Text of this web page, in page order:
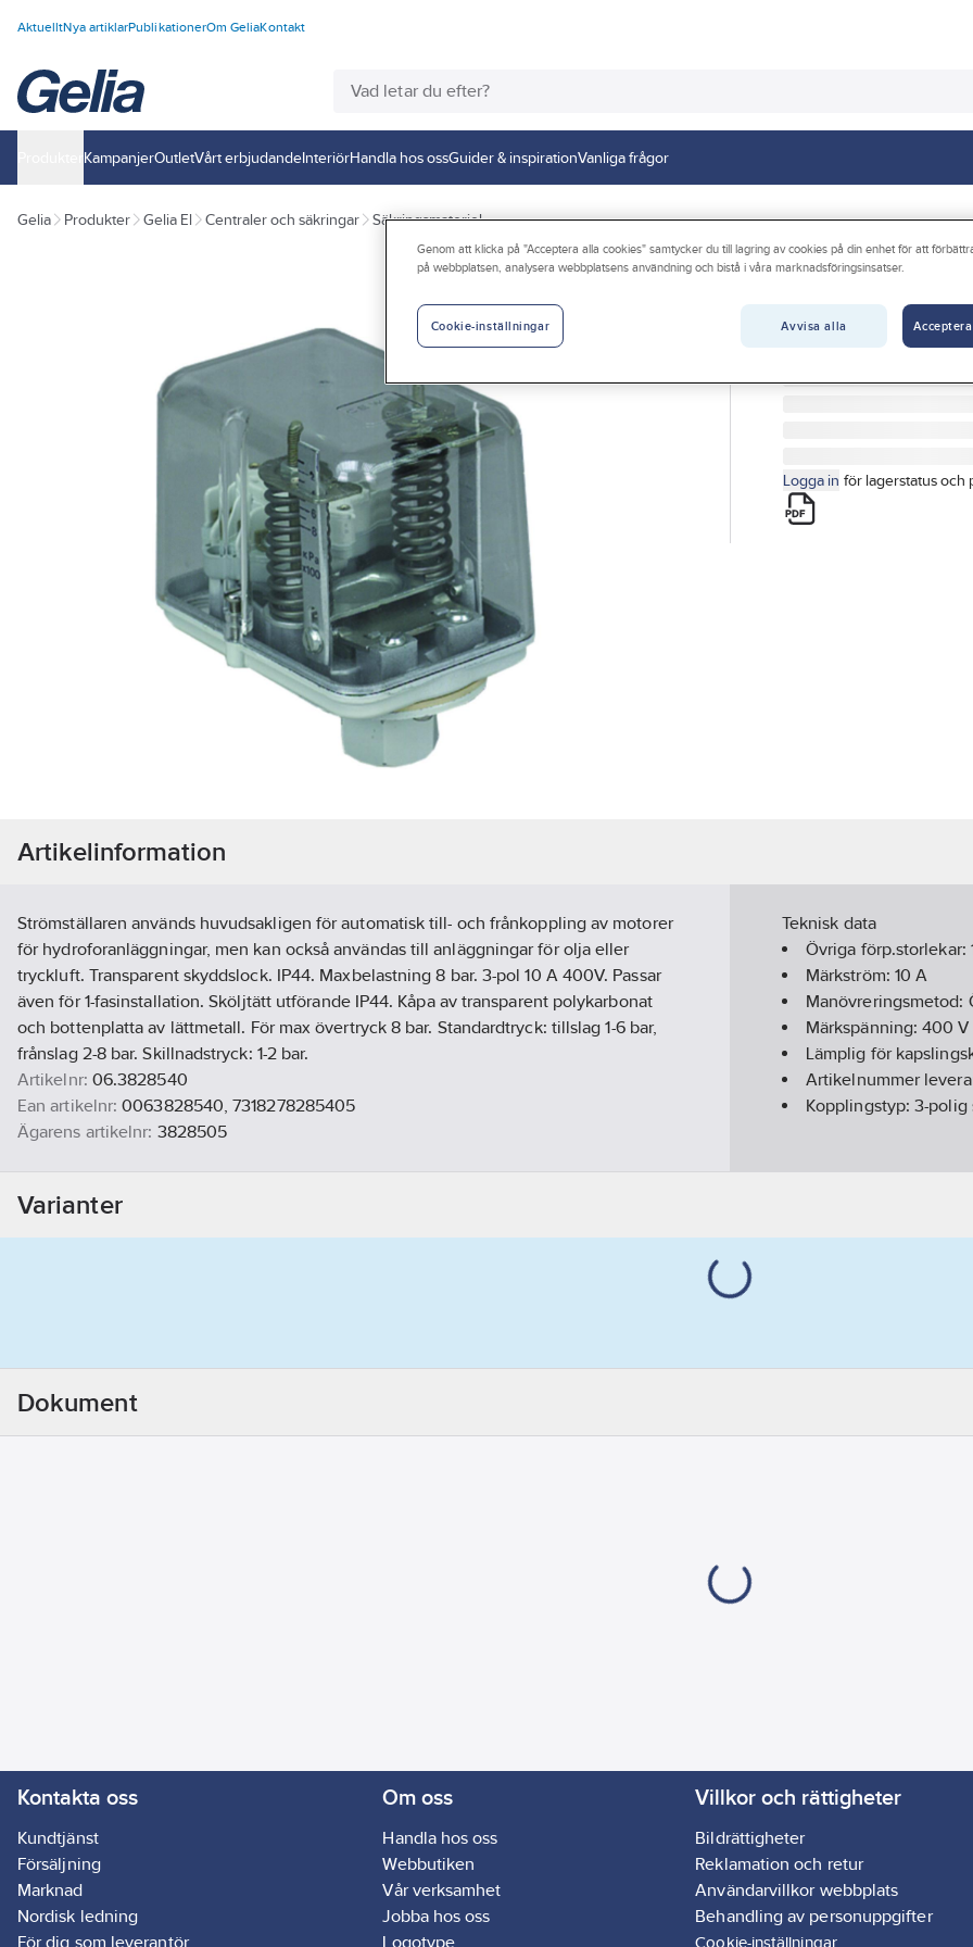
AktuelltNya artiklarPublikationerOm GeliaKontakt
KampanjerOutletVårt erbjudandeInteriörHandla hos ossGuider & inspirationVanliga frågor
Gelia Produkter Gelia El Centraler och säkringar Säkringsmateriel
TRYCKSTRÖMBRYTARE
Logga in för lagerstatus och
Artikelinformation
Strömställaren används huvudsakligen för automatisk till- och frånkoppling av motorer
för hydroforanläggningar, men kan också användas till anläggningar för olja eller
tryckluft. Transparent skyddslock. IP44. Maxbelastning 8 bar. 3-pol 10 A 400V. Passar
även för 1-fasinstallation. Sköljtätt utförande IP44. Kåpa av transparent polykarbonat
och bottenplatta av lättmetall. För max övertryck 8 bar. Standardtryck: tillslag 1-6 bar,
frånslag 2-8 bar. Skillnadstryck: 1-2 bar.
Artikelnr: 06.3828540
Ean artikelnr: 0063828540, 7318278285405
Ägarens artikelnr: 3828505
Teknisk data
Övriga förp.storlekar:
Märkström: 10 A
Manövreringsmetod:
Märkspänning:400 V
Lämplig för
Artikelnummer
Kopplingstyp:3-polig
Varianter
Dokument
Kontakta oss
Kundtjänst
Försäljning
Marknad
Nordisk ledning
För dig som leverantör
Om oss
Handla hos oss
Webbutiken
Vår verksamhet
Jobba hos oss
Logotype
Villkor och rättigheter
Bildrättigheter
Reklamation och retur
Användarvillkor webbplats
Behandling av personuppgifter
Cookie-inställningar
Genom att klicka på "Acceptera alla cookies" samtycker du till lagring av cookies på din enhet för att
på webbplatsen, analysera webbplatsens användning och bistå i våra marknadsföringsinsatser.
Avvisa alla
Cookie-inställningar